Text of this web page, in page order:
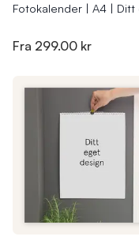
Fra 299.00 kr